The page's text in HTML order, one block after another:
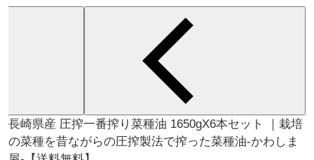
長崎県産 圧搾一番搾り菜種油 1650gX6本セット ｜栽培
の菜種を昔ながらの圧搾製法で搾った菜種油-かわしま